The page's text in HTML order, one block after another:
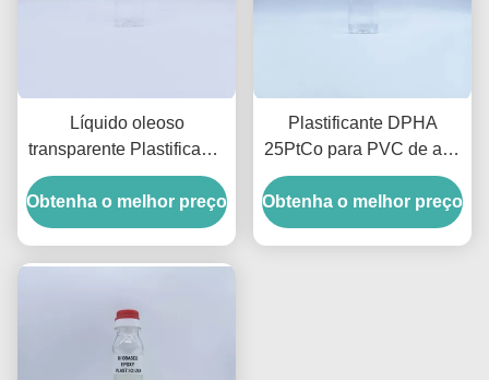
Líquido oleoso
transparente Plastificante
Ecológico Tereftalato de
Dioctila Para UE
Obtenha o melhor preço
Plastificante DPHA
25PtCo para PVC de alta
durabilidade para
condições de frio extremo
Obtenha o melhor preço